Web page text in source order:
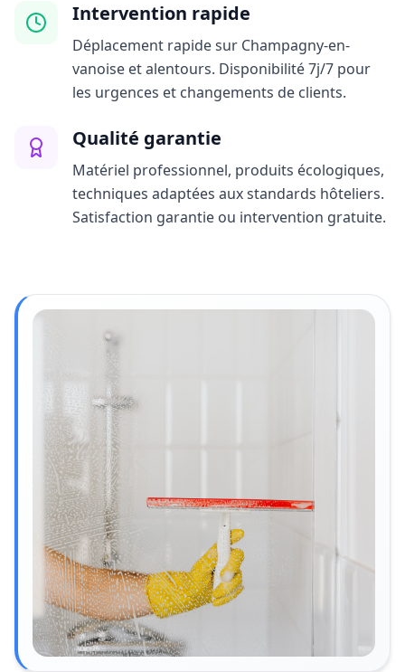
Intervention rapide
Déplacement rapide sur Champagny-en-
vanoise et alentours. Disponibilité 7j/7 pour
les urgences et changements de clients.
Qualité garantie
Matériel professionnel, produits écologiques,
techniques adaptées aux standards hôteliers.
Satisfaction garantie ou intervention gratuite.